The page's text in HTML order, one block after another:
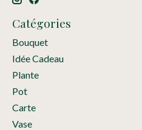
Catégories
Bouquet
Idée Cadeau
Plante
Pot
Carte
Vase